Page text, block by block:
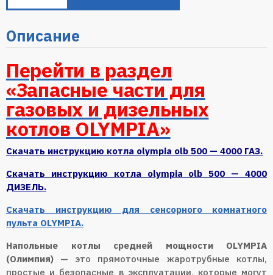
Описание
Перейти в раздел
«Запасные части для
газовых и дизельных
котлов OLYMPIA»
Cкачать инструкцию котла olympia olb 500 — 4000 ГАЗ.
Cкачать инструкцию котла olympia olb 500 — 4000
ДИЗЕЛЬ.
Скачать инструкцию для сенсорного комнатного
пульта OLYMPIA.
Напольные котлы средней мощности OLYMPIA
(Олимпия) — это прямоточные жаротрубные котлы,
простые и безопасные в эксплуатации, которые могут